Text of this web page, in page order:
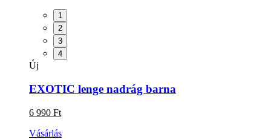
1
2
3
4
Új
EXOTIC lenge nadrág barna
6 990 Ft
Vásárlás